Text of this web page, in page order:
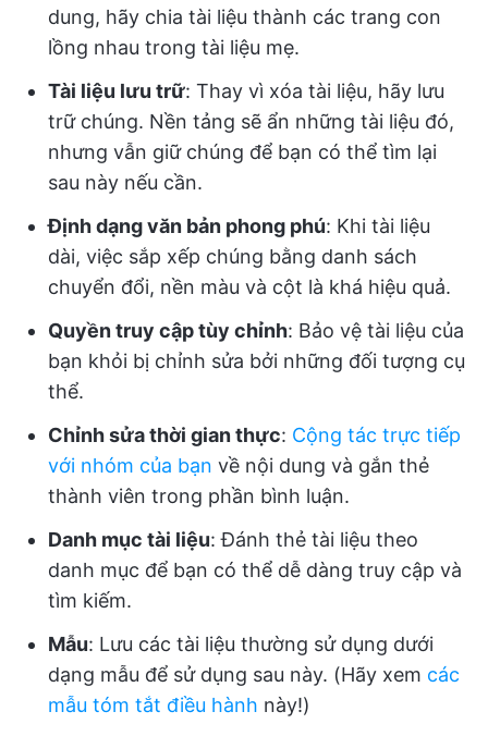
dung, hãy chia tài liệu thành các trang con
lồng nhau trong tài liệu mẹ.
Tài liệu lưu trữ: Thay vì xóa tài liệu, hãy lưu
trữ chúng. Nền tảng sẽ ẩn những tài liệu đó,
nhưng vẫn giữ chúng để bạn có thể tìm lại
sau này nếu cần.
Định dạng văn bản phong phú: Khi tài liệu
dài, việc sắp xếp chúng bằng danh sách
chuyển đổi, nền màu và cột là khá hiệu quả.
Quyền truy cập tùy chỉnh: Bảo vệ tài liệu của
bạn khỏi bị chỉnh sửa bởi những đối tượng cụ
thể.
Chỉnh sửa thời gian thực: Cộng tác trực tiếp
với nhóm của bạn về nội dung và gắn thẻ
thành viên trong phần bình luận.
Danh mục tài liệu: Đánh thẻ tài liệu theo
danh mục để bạn có thể dễ dàng truy cập và
tìm kiếm.
Mẫu: Lưu các tài liệu thường sử dụng dưới
dạng mẫu để sử dụng sau này. (Hãy xem các
mẫu tóm tắt điều hành này!)